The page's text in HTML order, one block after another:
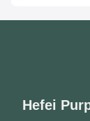
Hefei